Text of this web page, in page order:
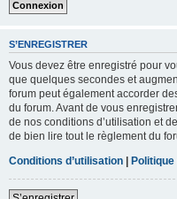
S’ENREGISTRER
Vous devez être enregistré pour
que quelques secondes et
forum peut également accorder
du forum. Avant de vous
de nos conditions d’utilisation et
de bien lire tout le règlement du
Conditions d’utilisation |